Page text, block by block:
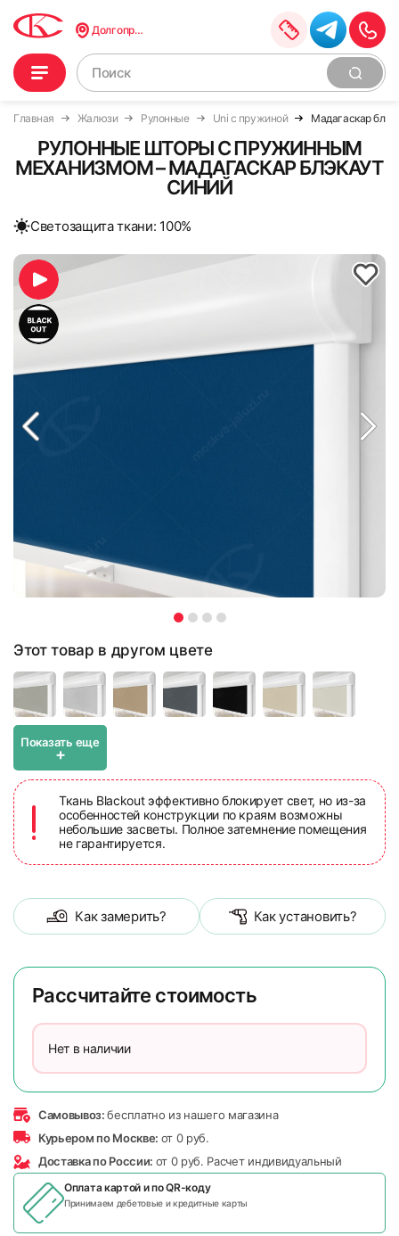
Долгопрудный
Главная Жалюзи Рулонные Uni с пружиной Мадагаскар
РУЛОННЫЕ ШТОРЫ С ПРУЖИННЫМ
МЕХАНИЗМОМ – МАДАГАСКАР БЛЭКАУТ
СИНИЙ
Cветозащита ткани: 100%
Этот товар в другом цвете
Показать еще
+
Ткань Blackout эффективно блокирует свет, но из-за
особенностей конструкции по краям возможны
небольшие засветы. Полное затемнение помещения
не гарантируется.
Как замерить? Как установить?
Рассчитайте стоимость
Нет в наличии
Самовывоз:бесплатно из нашего магазина
Курьером по Москве: от 0 руб.
Доставка по России: от 0 руб. Расчет индивидуальный
Оплата картой и поQR-коду
Принимаем дебетовые и кредитные карты